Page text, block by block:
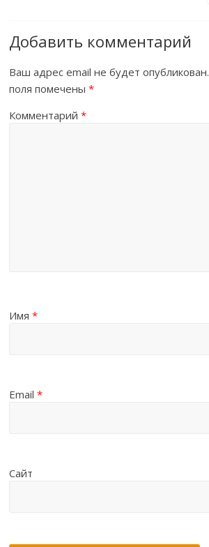
Добавить комментарий
Ваш адрес email не будет опубликован.
поля помечены*
Комментарий*
Имя*
Email*
Сайт